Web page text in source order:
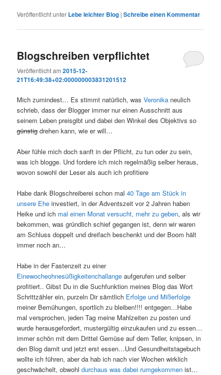
Veröffentlicht unter Lebe leichter Blog |Schreibe einen Kommentar
Blogschreiben verpflichtet
Veröffentlicht am2015-12-
21T16:49:38+02:000000003831201512
Mich zumindest… Es stimmt natürlich, wasVeronika neulich
schrieb, dass der Blogger immer nur einen Ausschnitt aus
seinem Leben preisgibt und dabei den Winkel des Objektivs so
günstig drehen kann, wie er will…
Aber fühle mich doch sanft in der Pflicht, zu tun oder zu sein,
was ich blogge. Und fordere ich mich regelmäßig selber heraus,
wovon sowohl der Leser als auch ich profitiere
Habe dank Blogschreiberei schon mal40 Tage am Stück in
unsere Ehe investiert, in der Adventszeit vor 2 Jahren haben
Heike und ich mal einen Monat versucht, mehr zu geben, als wir
bekommen, was gründlich schief gegangen ist, denn wir waren
am Schluss doppelt und dreifach beschenkt und der Boom hält
immer noch an…
Habe in der Fastenzeit zu einer
Einewocheohnesüßigkeitenchallange aufgerufen und selber
profitiert.. Gibst Du in die Suchfunktion meines Blog das Wort
Schrittzähler ein, purzeln Dir sämtlich Erfolge und Mißerfolge
meiner Bemühungen, sportlich zu bleiben!!!! entgegen…Habe
mal versprochen, jeden Tag meine Mahlzeiten zu posten und
wurde herausgefordert, mustergültig einzukaufen und zu essen…
immer schön mit dem Drittel Gemüse auf dem Teller, knipsen, in
den Blog damit und jetzt erst essen…Und Gesundheitstagebuch
wollte ich führen, aber da hab ich nach vier Wochen wirklich
geschwächelt, obwohldurchaus was dabei rumgekommen ist…